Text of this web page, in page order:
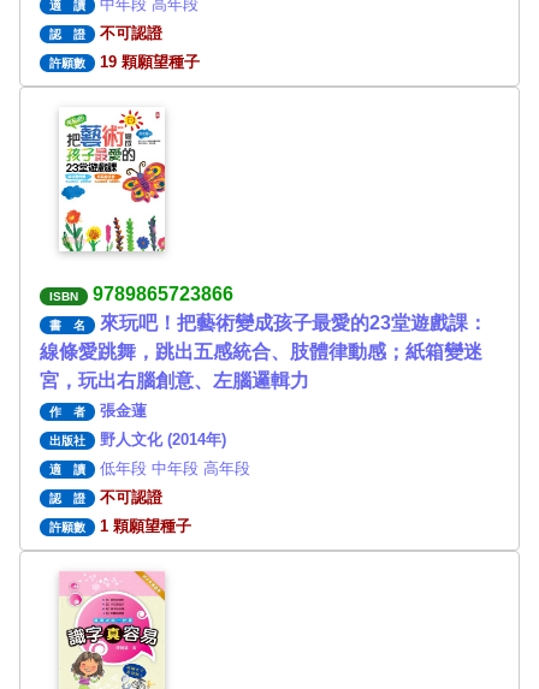
適 讀 中年段 高年段
認 證 不可認證
許願數 19 顆願望種子
ISBN 9789865723866
書 名
來玩吧！把藝術變成孩子最愛的23堂遊戲課：
線條愛跳舞，跳出五感統合、肢體律動感；紙箱變迷
宮，玩出右腦創意、左腦邏輯力
作 者 張金蓮
出版社 野人文化 (2014年)
適 讀 低年段 中年段 高年段
認 證 不可認證
許願數 1 顆願望種子